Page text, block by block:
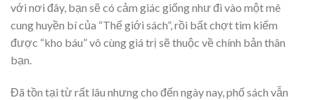
với nơi đây, bạn sẽ có cảm giác giống như đi vào một mê
cung huyền bí của “Thế giới sách”, rồi bất chợt tìm kiếm
được “kho báu” vô cùng giá trị sẽ thuộc về chính bản thân
bạn.
Đã tồn tại từ rất lâu nhưng cho đến ngày nay, phố sách vẫn